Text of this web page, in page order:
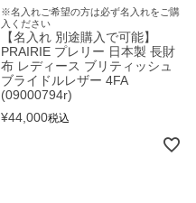
※名入れご希望の方は必ず名入れをご購
入ください
【名入れ 別途購入で可能】
PRAIRIE プレリー 日本製 長財
布 レディース ブリティッシュ
ブライドルレザー 4FA
(09000794r)
¥44,000税込